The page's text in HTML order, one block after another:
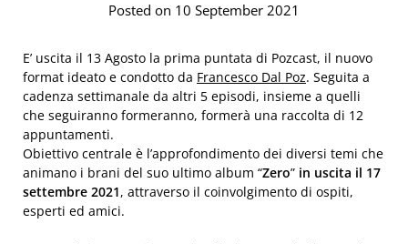
Posted on 10 September 2021
E’ uscita il 13 Agosto la prima puntata di Pozcast, il nuovo
format ideato e condotto da Francesco Dal Poz. Seguita a
cadenza settimanale da altri 5 episodi, insieme a quelli
che seguiranno formeranno, formerà una raccolta di 12
appuntamenti.
Obiettivo centrale è l’approfondimento dei diversi temi che
animano i brani del suo ultimo album “Zero” in uscita il 17
settembre 2021, attraverso il coinvolgimento di ospiti,
esperti ed amici.